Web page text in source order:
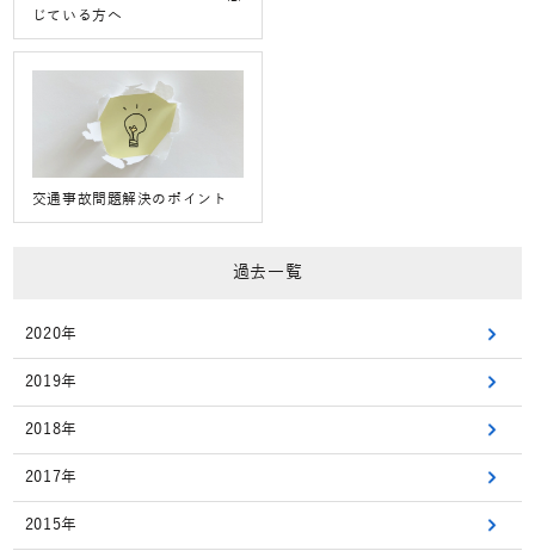
じている方へ
交通事故問題解決のポイント
過去一覧
2020年
2019年
2018年
2017年
2015年